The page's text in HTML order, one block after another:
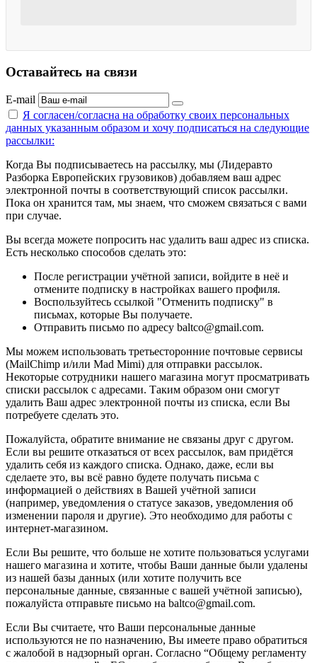
Оставайтесь на связи
E-mail
Я согласен/согласна на обработку своих персональных
данных указанным образом и хочу подписаться на следующие
рассылки:
Когда Вы подписываетесь на рассылку, мы (Лидеравто
Разборка Европейских грузовиков) добавляем ваш адрес
электронной почты в соответствующий список рассылки.
Пока он хранится там, мы знаем, что сможем связаться с вами
при случае.
Вы всегда можете попросить нас удалить ваш адрес из списка.
Есть несколько способов сделать это:
После регистрации учётной записи, войдите в неё и
отмените подписку в настройках вашего профиля.
Воспользуйтесь ссылкой "Отменить подписку" в
письмах, которые Вы получаете.
Отправить письмо по адресу baltco@gmail.com.
Мы можем использовать третьесторонние почтовые сервисы
(MailChimp и/или Mad Mimi) для отправки рассылок.
Некоторые сотрудники нашего магазина могут просматривать
списки рассылок с адресами. Таким образом они смогут
удалить Ваш адрес электронной почты из списка, если Вы
потребуете сделать это.
Пожалуйста, обратите внимание не связаны друг с другом.
Если вы решите отказаться от всех рассылок, вам придётся
удалить себя из каждого списка. Однако, даже, если вы
сделаете это, вы всё равно будете получать письма с
информацией о действиях в Вашей учётной записи
(например, уведомления о статусе заказов, уведомления об
изменении пароля и другие). Это необходимо для работы с
интернет-магазином.
Если Вы решите, что больше не хотите пользоваться услугами
нашего магазина и хотите, чтобы Ваши данные были удалены
из нашей базы данных (или хотите получить все
персональные данные, связанные с вашей учётной записью),
пожалуйста отправьте письмо на baltco@gmail.com.
Если Вы считаете, что Ваши персональные данные
используются не по назначению, Вы имеете право обратиться
с жалобой в надзорный орган. Согласно “Общему регламенту